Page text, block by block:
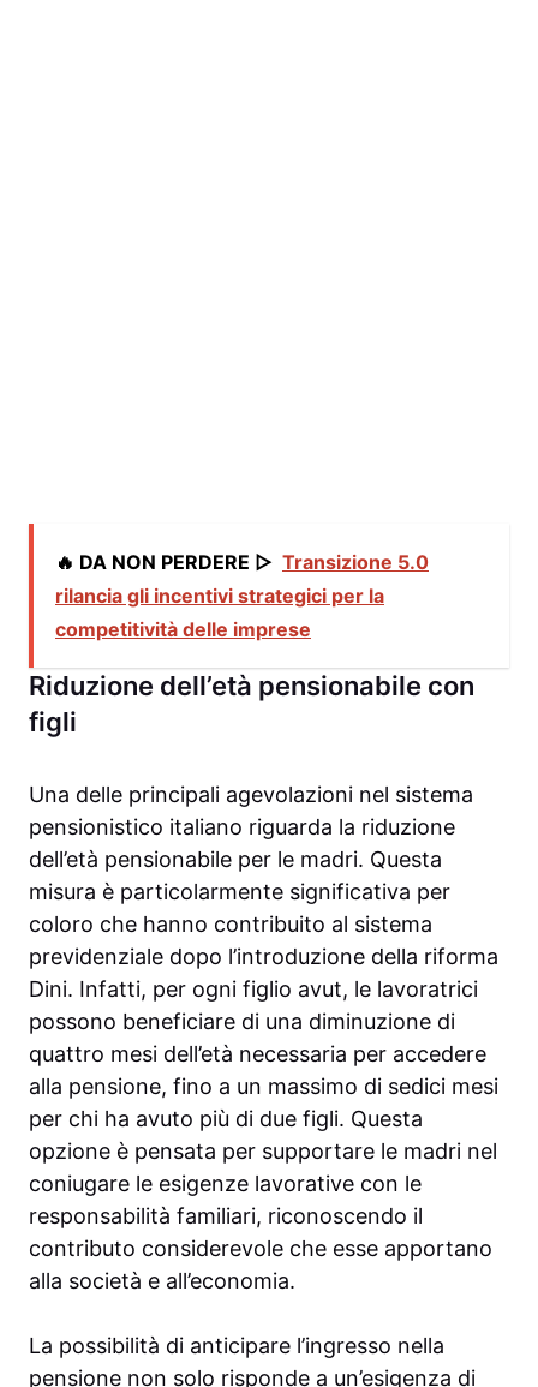
🔥 DA NON PERDERE ▷ Transizione 5.0
rilancia gli incentivi strategici per la
competitività delle imprese
Riduzione dell’età pensionabile con
figli
Una delle principali agevolazioni nel sistema
pensionistico italiano riguarda la riduzione
dell’età pensionabile per le madri. Questa
misura è particolarmente significativa per
coloro che hanno contribuito al sistema
previdenziale dopo l’introduzione della riforma
Dini. Infatti, per ogni figlio avut, le lavoratrici
possono beneficiare di una diminuzione di
quattro mesi dell’età necessaria per accedere
alla pensione, fino a un massimo di sedici mesi
per chi ha avuto più di due figli. Questa
opzione è pensata per supportare le madri nel
coniugare le esigenze lavorative con le
responsabilità familiari, riconoscendo il
contributo considerevole che esse apportano
alla società e all’economia.
La possibilità di anticipare l’ingresso nella
pensione non solo risponde a un’esigenza di